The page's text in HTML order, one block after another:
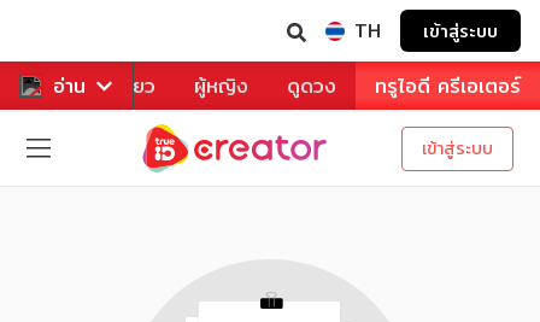
TH เข้าสู่ระบบ
อ่าน
หาร ท่องเที่ยว ผู้หญิง ดูดวง ทรูไอดี ครีเอเตอร์
เข้าสู่ระบบ